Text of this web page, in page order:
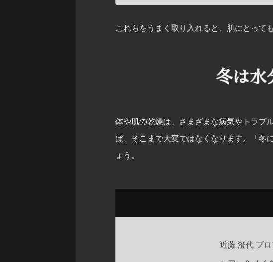
これらをうまく取り入れると、肌にとって
冬は水
体や肌の乾燥は、さまざまな病気やトラブ
ば、そこまで大変ではなくなります。「冬
ょう。
近藤 澄代 プ